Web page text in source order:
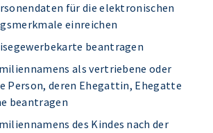
für die elektronischen
einreichen
beantragen
als vertriebene oder
Person, deren Ehegattin, Ehegatte
beantragen
des Kindes nach der